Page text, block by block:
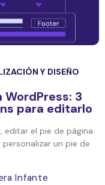
Y DISEÑO
3
para editarlo
editar el pie de página
un pie de
Infante